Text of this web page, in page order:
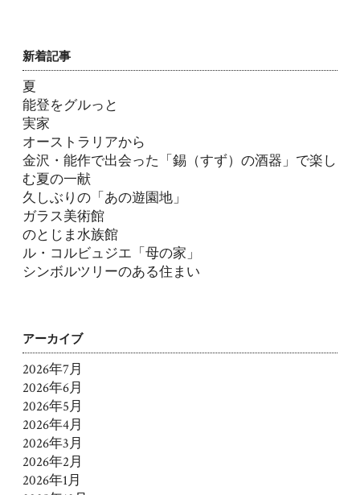
新着記事
夏
能登をグルっと
実家
オーストラリアから
金沢・能作で出会った「錫（すず）の酒器」で楽し
む夏の一献
久しぶりの「あの遊園地」
ガラス美術館
のとじま水族館
ル・コルビュジエ「母の家」
シンボルツリーのある住まい
アーカイブ
2026年7月
2026年6月
2026年5月
2026年4月
2026年3月
2026年2月
2026年1月